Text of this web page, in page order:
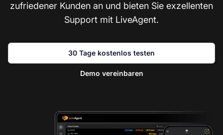
zufriedener Kunden an und bieten Sie exzellenten
Support mit LiveAgent.
30 Tage kostenlos testen
Demo vereinbaren